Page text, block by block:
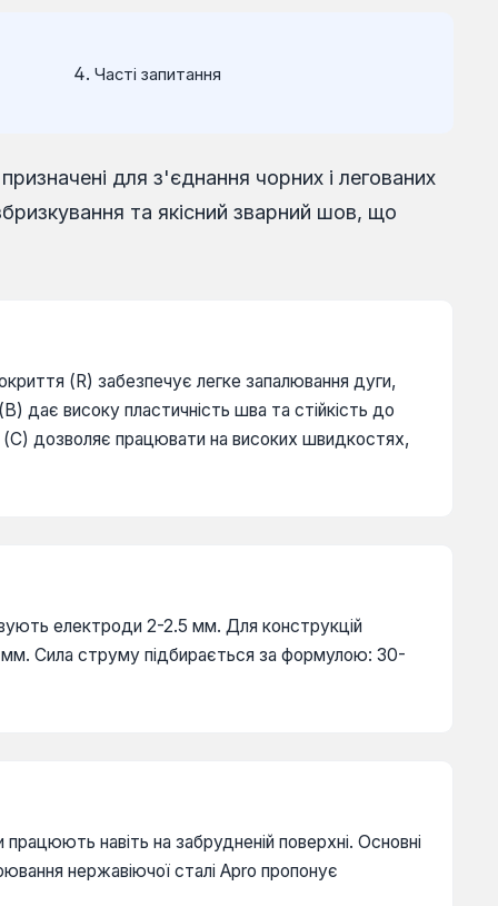
Часті запитання
для з'єднання чорних і легованих
та якісний зварний шов, що
(R) забезпечує легке запалювання дуги,
дає високу пластичність шва та стійкість до
дозволяє працювати на високих швидкостях,
електроди 2-2.5 мм. Для конструкцій
Сила струму підбирається за формулою: 30-
навіть на забрудненій поверхні. Основні
нержавіючої сталі Apro пропонує